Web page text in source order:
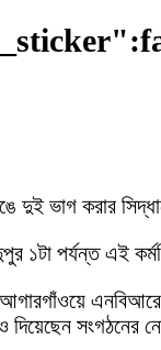
ভাগ করার
১টা পর্যন্ত এই
দিয়েছেন সংগঠনের